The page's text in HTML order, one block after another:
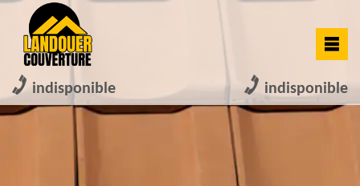
indisponible indisponible